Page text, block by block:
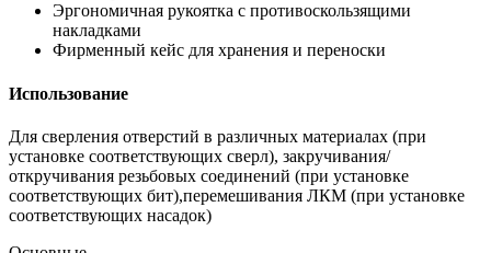
Эргономичная рукоятка с противоскользящими
накладками
Фирменный кейс для хранения и переноски
Использование
Для сверления отверстий в различных материалах (при
установке соответствующих сверл), закручивания/
откручивания резьбовых соединений (при установке
соответствующих бит),перемешивания ЛКМ (при установке
соответствующих насадок)